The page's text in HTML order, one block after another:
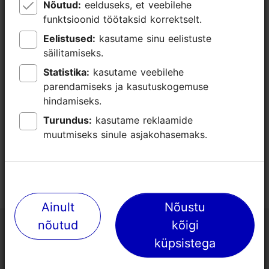
Kadriorg
Tallinna turismiinfokeskus
Niguliste 2, 10146 Tallinn, Eesti
Nõutud:
funktsioonid töötaksid korrektselt.
Eelistused:
säilitamiseks.
Statistika:
parendamiseks ja kasutuskogemuse
hindamiseks.
Turundus:
muutmiseks sinule asjakohasemaks.
Ainult
nõutud
Nõustu
kõigi
küpsistega
Nõutud:
funktsioonid töötaksid korrektselt.
Eelistused:
säilitamiseks.
Statistika:
parendamiseks ja kasutuskogemuse
hindamiseks.
Turundus:
muutmiseks sinule asjakohasemaks.
Ainult
nõutud
Nõustu
kõigi
küpsistega